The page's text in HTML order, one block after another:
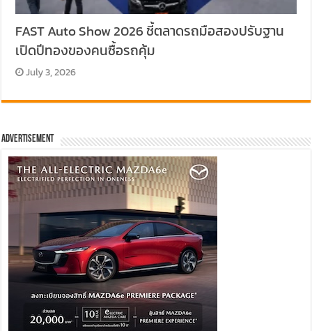
FAST Auto Show 2026 ชี้ตลาดรถมือสองปรับฐาน
เปิดปีทองของคนซื้อรถคุ้ม
July 3, 2026
Advertisement